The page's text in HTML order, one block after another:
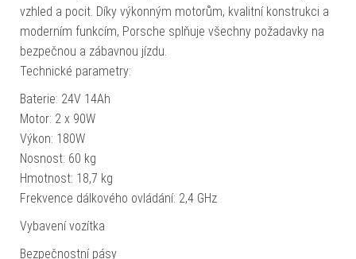
vzhled a pocit. Díky výkonným motorům, kvalitní konstrukci a
moderním funkcím, Porsche splňuje všechny požadavky na
bezpečnou a zábavnou jízdu.
Technické parametry:
Baterie: 24V 14Ah
Motor: 2 x 90W
Výkon: 180W
Nosnost: 60 kg
Hmotnost: 18,7 kg
Frekvence dálkového ovládání: 2,4 GHz
Vybavení vozítka
Bezpečnostní pásy